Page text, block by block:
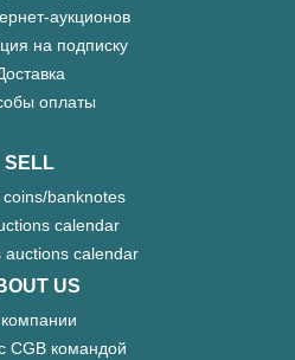
аукционов
на подписку
оплаты
SELL
banknotes
calendar
auctions calendar
US
CGB командой